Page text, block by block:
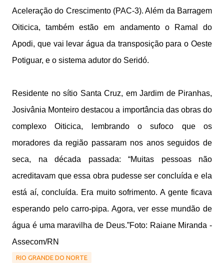
Aceleração do Crescimento (PAC-3). Além da Barragem
Oiticica, também estão em andamento o Ramal do
Apodi, que vai levar água da transposição para o Oeste
Potiguar, e o sistema adutor do Seridó.
Residente no sítio Santa Cruz, em Jardim de Piranhas,
Josivânia Monteiro destacou a importância das obras do
complexo Oiticica, lembrando o sufoco que os
moradores da região passaram nos anos seguidos de
seca, na década passada: “Muitas pessoas não
acreditavam que essa obra pudesse ser concluída e ela
está aí, concluída. Era muito sofrimento. A gente ficava
esperando pelo carro-pipa. Agora, ver esse mundão de
água é uma maravilha de Deus.”Foto: Raiane Miranda -
Assecom/RN
RIO GRANDE DO NORTE